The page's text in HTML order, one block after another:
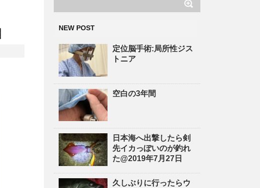
NEW POST
定位脳手術:局所性ジス
トニア
空白の3年間
日本海へ出撃したら剣
先イカっぽいのが釣れ
た@2019年7月27日
久しぶりに行ったらウ